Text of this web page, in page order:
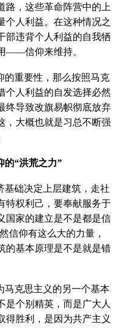
路，这些革命阵营中的上
个人利益。在这种情况之
部违背个人利益的自我牺
——信仰来维持。
的重要性，那么按照马克
个人利益的自发选择必然
终导致改旗易帜彻底放弃
，大概也就是习总不断强
的“洪荒之力”
基础决定上层建筑，走社
特权利己，要奉献服务于
国家的建立是不是都是信
信仰有这么大的力量，
的基本原理是不是就是错
马克思主义的另一个基本
是个别精英，而是广大人
得胜利，是因为共产主义